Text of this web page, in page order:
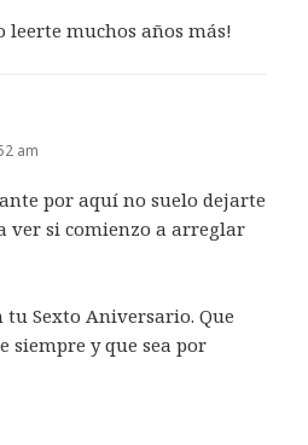
leerte muchos años más!
am
por aquí no suelo dejarte
ver si comienzo a arreglar
tu Sexto Aniversario. Que
siempre y que sea por